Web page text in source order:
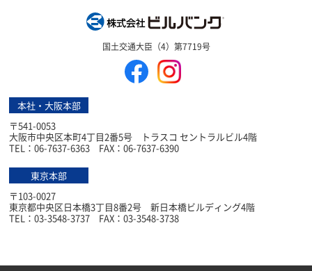
国土交通大臣（4）第7719号
本社・大阪本部
〒541-0053
大阪市中央区本町4丁目2番5号 トラスコ セントラルビル4階
TEL：06-7637-6363 FAX：06-7637-6390
東京本部
〒103-0027
東京都中央区日本橋3丁目8番2号 新日本橋ビルディング4階
TEL：03-3548-3737 FAX：03-3548-3738